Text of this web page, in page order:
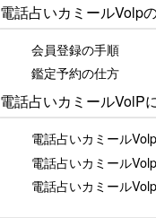
電話占いカミールVolp
会員登録の手順
鑑定予約の仕方
電話占いカミールVolP
電話占いカミール
電話占いカミール
電話占いカミール